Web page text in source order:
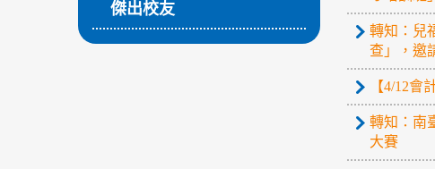
傑出校友
轉知：兒
查」，邀
【4/12會
轉知：南
大賽